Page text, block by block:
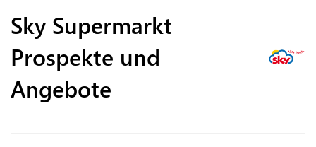
Sky Supermarkt
Prospekte und
Angebote